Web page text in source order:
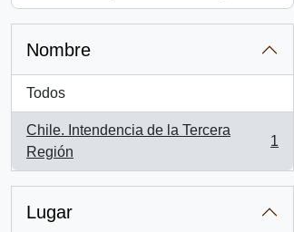
Nombre
Todos
Chile. Intendencia de la Tercera
Región
, 1 resultados
1
Lugar